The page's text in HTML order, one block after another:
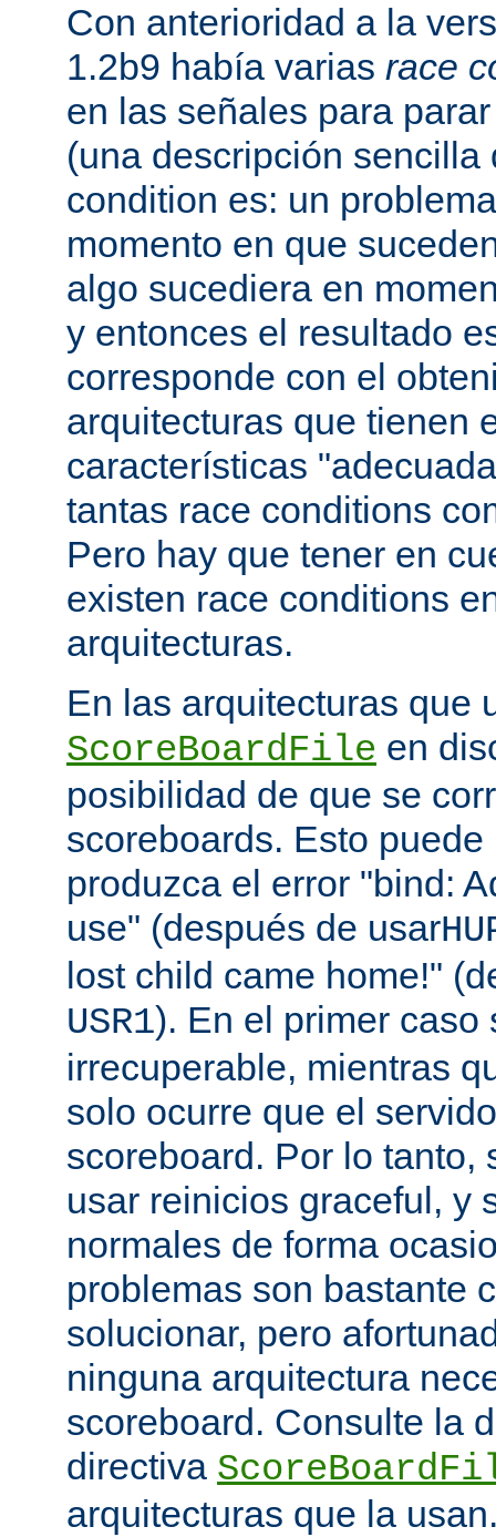
Con anterioridad a la
1.2b9 había varias race
en las señales para
(una descripción sencilla
condition es: un
momento en que
algo sucediera en
y entonces el resultado
corresponde con el
arquitecturas que tienen
características
tantas race conditions
Pero hay que tener en
existen race conditions
arquitecturas.
En las arquitecturas que
ScoreBoardFile en
posibilidad de que se
scoreboards. Esto
produzca el error "bind:
use" (después de usar
lost child came home!"
USR1). En el primer caso
irrecuperable, mientras
solo ocurre que el
scoreboard. Por lo tanto,
usar reinicios graceful, y
normales de forma
problemas son bastante
solucionar, pero
ninguna arquitectura
scoreboard. Consulte la
directiva
arquitecturas que la